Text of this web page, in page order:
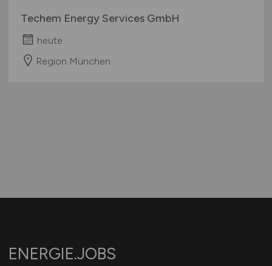
Techem Energy Services GmbH
heute
Region München
ENERGIE.JOBS